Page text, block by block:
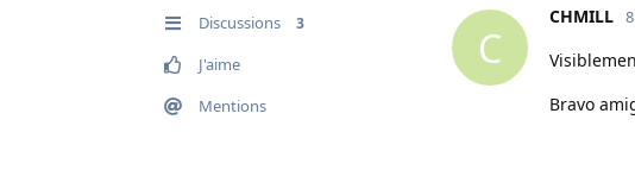
Discussions 3
J'aime
Mentions
C
CHMILL
Bravo